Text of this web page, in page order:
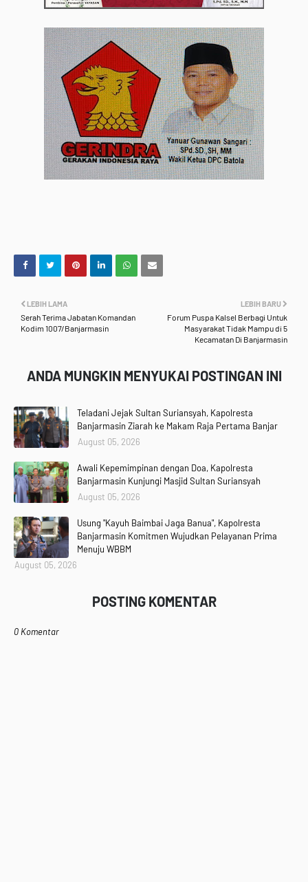
LEBIH BARU
Forum Puspa Kalsel Berbagi Untuk
Masyarakat Tidak Mampu di 5
Kecamatan Di Banjarmasin
LEBIH LAMA
Serah Terima Jabatan Komandan
Kodim 1007/Banjarmasin
ANDA MUNGKIN MENYUKAI POSTINGAN INI
Teladani Jejak Sultan Suriansyah, Kapolresta
Banjarmasin Ziarah ke Makam Raja Pertama Banjar
August 05, 2026
Awali Kepemimpinan dengan Doa, Kapolresta
Banjarmasin Kunjungi Masjid Sultan Suriansyah
August 05, 2026
Usung "Kayuh Baimbai Jaga Banua", Kapolresta
Banjarmasin Komitmen Wujudkan Pelayanan Prima
Menuju WBBM
August 05, 2026
POSTING KOMENTAR
0 Komentar